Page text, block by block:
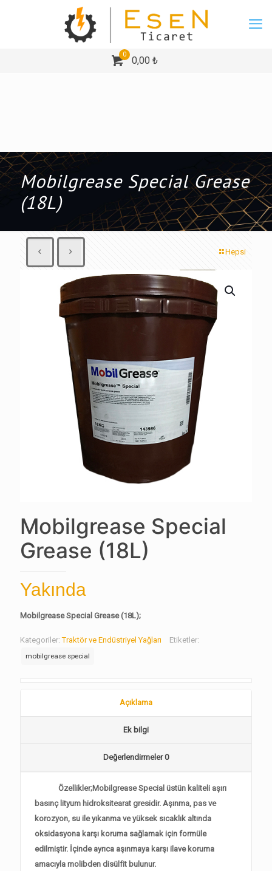
0
0,00 ₺
Mobilgrease Special Grease
(18L)
Hepsi
Mobilgrease Special
Grease (18L)
Yakında
Mobilgrease Special Grease (18L);
Kategoriler:Traktör ve Endüstriyel Yağları Etiketler:
mobilgrease special
Açıklama
Ek bilgi
Değerlendirmeler0
Özellikler;Mobilgrease Special üstün kaliteli aşırı
basınç lityum hidroksitearat gresidir. Aşınma, pas ve
korozyon, su ile yıkanma ve yüksek sıcaklık altında
oksidasyona karşı koruma sağlamak için formüle
edilmiştir. İçinde ayrıca aşınmaya karşı ilave koruma
amacıyla molibden disülfit bulunur.